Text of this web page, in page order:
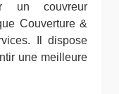
un couvreur
Couverture &
Il dispose
une meilleure